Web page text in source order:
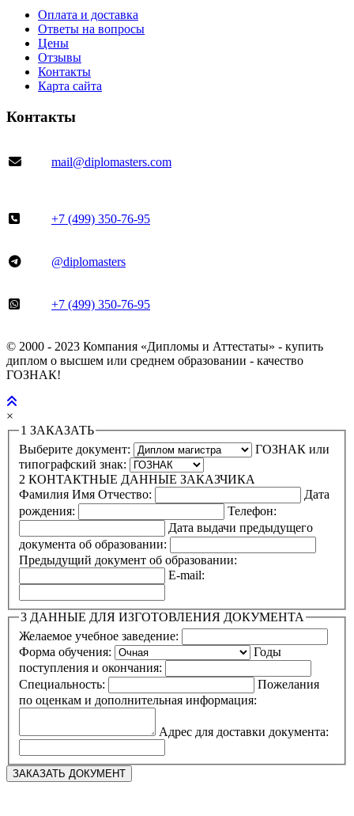
Оплата и доставка
Ответы на вопросы
Цены
Отзывы
Контакты
Карта сайта
Контакты
mail@diplomasters.com
+7 (499) 350-76-95
@diplomasters
+7 (499) 350-76-95
© 2000 - 2023 Компания «Дипломы и Аттестаты» - купить
диплом о высшем или среднем образовании - качество
ГОЗНАК!
×
1 ЗАКАЗАТЬ
Выберите документ:
ГОЗНАК или
типографский знак:
2 КОНТАКТНЫЕ ДАННЫЕ ЗАКАЗЧИКА
Фамилия Имя Отчество:
Дата
рождения:
Телефон:
Дата выдачи предыдущего
документа об образовании:
Предыдущий документ об образовании:
E-mail:
3 ДАННЫЕ ДЛЯ ИЗГОТОВЛЕНИЯ ДОКУМЕНТА
Желаемое учебное заведение:
Форма обучения:
Годы
поступления и окончания:
Специальность:
Пожелания
по оценкам и дополнительная информация:
Адрес для доставки документа: